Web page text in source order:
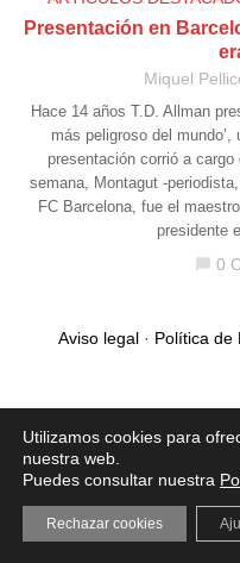
Presentación en
Miquel
Hace 14 años T.D. Allman
más peligroso del
presentación corrió a
semana, Montagut -
FC Barcelona, fue el
presidente
0
Aviso legal· Política de
Utilizamos cookies para
nuestra web.
Puedes consultar nuestra
Rechazar cookies